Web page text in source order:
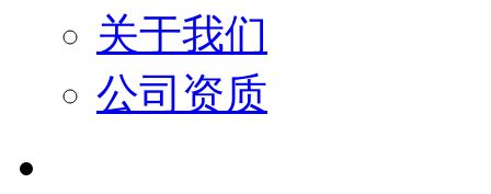
关于我们
公司资质